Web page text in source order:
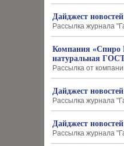
Дайджест
Рассылка журнала
Компания «Спиро
натуральная
Рассылка от
Дайджест
Рассылка журнала
Дайджест
Рассылка журнала